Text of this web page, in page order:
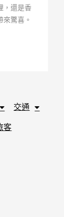
，還是香
驚喜。
交通
客